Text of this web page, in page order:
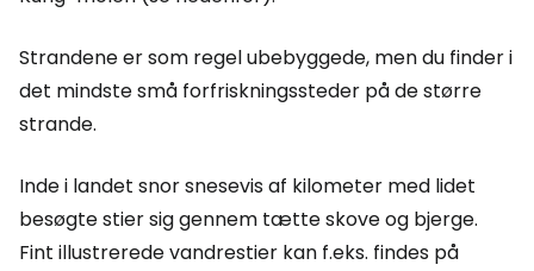
Strandene er som regel ubebyggede, men du finder i
det mindste små forfriskningssteder på de større
strande.
Inde i landet snor snesevis af kilometer med lidet
besøgte stier sig gennem tætte skove og bjerge.
Fint illustrerede vandrestier kan f.eks. findes på